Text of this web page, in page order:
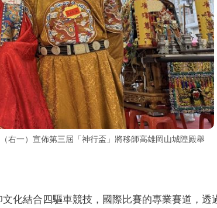
右一）宣佈第三屆「神行盃」將移師高雄岡山城隍殿舉
化結合四驅車競技，國際比賽的專業賽道，透